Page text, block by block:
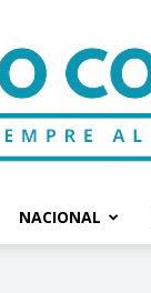
NACIONAL